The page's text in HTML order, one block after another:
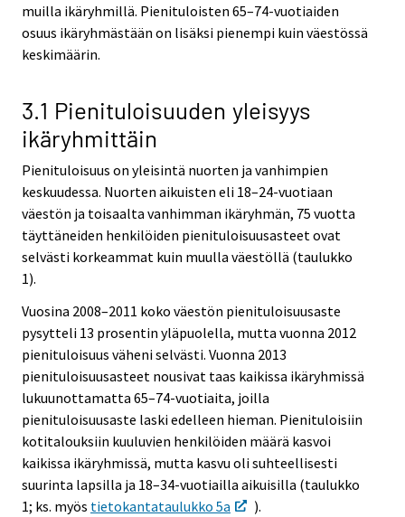
muilla ikäryhmillä. Pienituloisten 65–74-vuotiaiden
osuus ikäryhmästään on lisäksi pienempi kuin väestössä
keskimäärin.
3.1 Pienituloisuuden yleisyys
ikäryhmittäin
Pienituloisuus on yleisintä nuorten ja vanhimpien
keskuudessa. Nuorten aikuisten eli 18–24-vuotiaan
väestön ja toisaalta vanhimman ikäryhmän, 75 vuotta
täyttäneiden henkilöiden pienituloisuusasteet ovat
selvästi korkeammat kuin muulla väestöllä (taulukko
1).
Vuosina 2008–2011 koko väestön pienituloisuusaste
pysytteli 13 prosentin yläpuolella, mutta vuonna 2012
pienituloisuus väheni selvästi. Vuonna 2013
pienituloisuusasteet nousivat taas kaikissa ikäryhmissä
lukuunottamatta 65–74-vuotiaita, joilla
pienituloisuusaste laski edelleen hieman. Pienituloisiin
kotitalouksiin kuuluvien henkilöiden määrä kasvoi
kaikissa ikäryhmissä, mutta kasvu oli suhteellisesti
suurinta lapsilla ja 18–34-vuotiailla aikuisilla (taulukko
1; ks. myös tietokantataulukko 5a
).